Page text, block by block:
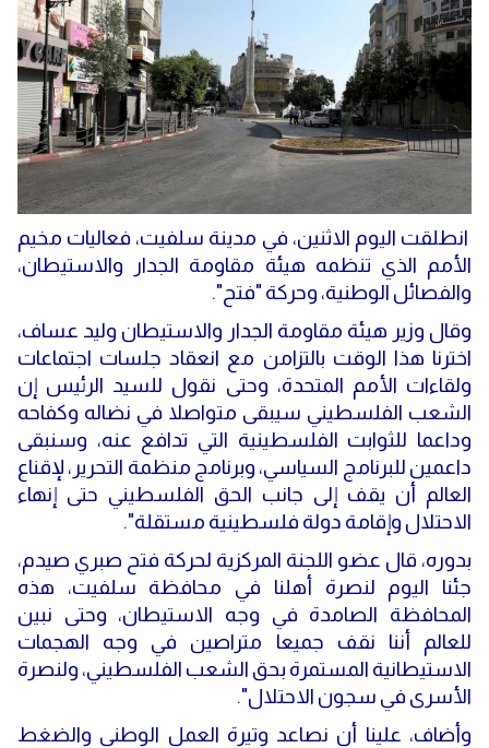
انطلقت اليوم الاثنين، في مدينة سلفيت، فعاليات مخيم
الأمم الذي تنظمه هيئة مقاومة الجدار والاستيطان،
والفصائل الوطنية، وحركة "فتح".
وقال وزير هيئة مقاومة الجدار والاستيطان وليد عساف،
اخترنا هذا الوقت بالتزامن مع انعقاد جلسات اجتماعات
ولقاءات الأمم المتحدة، وحتى نقول للسيد الرئيس إن
الشعب الفلسطيني سيبقى متواصلا في نضاله وكفاحه
وداعما للثوابت الفلسطينية التي تدافع عنه، وسنبقى
داعمين للبرنامج السياسي، وبرنامج منظمة التحرير، لإقناع
العالم أن يقف إلى جانب الحق الفلسطيني حتى إنهاء
الاحتلال وإقامة دولة فلسطينية مستقلة".
بدوره، قال عضو اللجنة المركزية لحركة فتح صبري صيدم،
جئنا اليوم لنصرة أهلنا في محافظة سلفيت، هذه
المحافظة الصامدة في وجه الاستيطان، وحتى نبين
للعالم أننا نقف جميعا متراصين في وجه الهجمات
الاستيطانية المستمرة بحق الشعب الفلسطيني، ولنصرة
الأسرى في سجون الاحتلال".
وأضاف، علينا أن نصاعد وتيرة العمل الوطني والضغط